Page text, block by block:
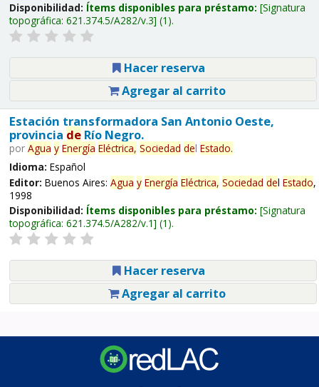
Disponibilidad: Ítems disponibles para préstamo: Signatura
topográfica: 621.374.5/A282/v.3 (1).
Hacer reserva
Agregar al carrito
Estación transformadora San Antonio Oeste,
provincia deRío Negro.
por Agua y Energía Eléctrica, Sociedad del Estado.
Idioma: Español
Editor: Buenos Aires: Agua y Energía Eléctrica, Sociedad del Estado,
1998
Disponibilidad: Ítems disponibles para préstamo: Signatura
topográfica: 621.374.5/A282/v.1 (1).
Hacer reserva
Agregar al carrito